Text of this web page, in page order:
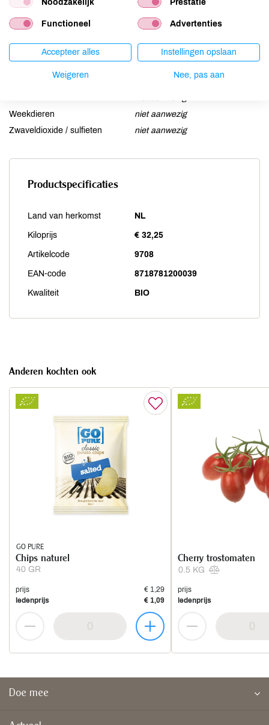
Mosterd
niet aanwezig
Noten
niet aanwezig
kan bevatten
Weekdieren
niet aanwezig
Zwaveldioxide / sulfieten
niet aanwezig
Productspecificaties
Land van herkomst NL
Kiloprijs € 32,25
Artikelcode 9708
EAN-code 8718781200039
Kwaliteit BIO
Anderen kochten ook
GO PURE
40 GR
Chips naturel
prijs
€ 1,29
ledenprijs
€ 1,09
0.5 KG
Cherry trostomaten
prijs
ledenprijs
Doe mee
Noodzakelijk Prestatie
Functioneel Advertenties
Accepteer alles Instellingen opslaan
Weigeren Nee, pas aan